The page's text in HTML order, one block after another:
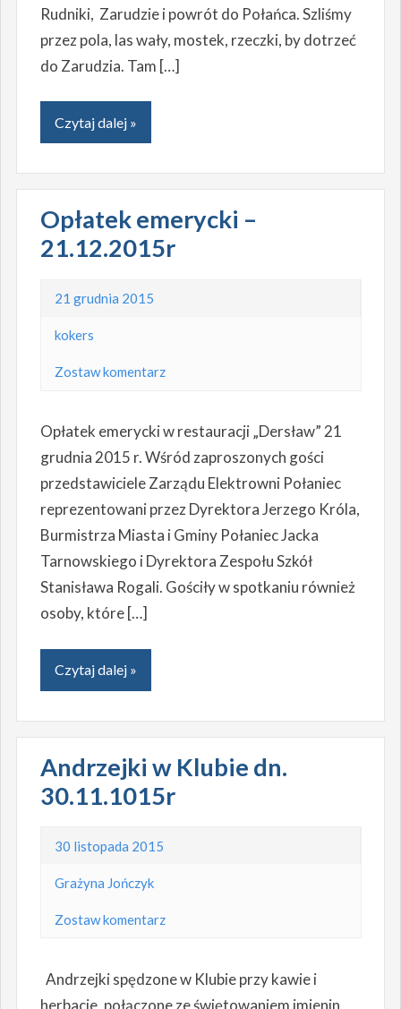
Rudniki, Zarudzie i powrót do Połańca. Szliśmy
przez pola, las wały, mostek, rzeczki, by dotrzeć
do Zarudzia. Tam […]
Czytaj dalej »
Opłatek emerycki –
21.12.2015r
21 grudnia 2015
kokers
Zostaw komentarz
Opłatek emerycki w restauracji „Dersław” 21
grudnia 2015 r. Wśród zaproszonych gości
przedstawiciele Zarządu Elektrowni Połaniec
reprezentowani przez Dyrektora Jerzego Króla,
Burmistrza Miasta i Gminy Połaniec Jacka
Tarnowskiego i Dyrektora Zespołu Szkół
Stanisława Rogali. Gościły w spotkaniu również
osoby, które […]
Czytaj dalej »
Andrzejki w Klubie dn.
30.11.1015r
30 listopada 2015
Grażyna Jończyk
Zostaw komentarz
Andrzejki spędzone w Klubie przy kawie i
herbacie, połączone ze świętowaniem imienin